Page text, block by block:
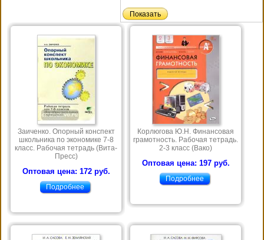
Заиченко. Опорный конспект
школьника по экономике 7-8
класс. Рабочая тетрадь (Вита-
Пресс)
Оптовая цена: 172 руб.
Подробнее
Корлюгова Ю.Н. Финансовая
грамотность. Рабочая тетрадь.
2-3 класс (Вако)
Оптовая цена: 197 руб.
Подробнее